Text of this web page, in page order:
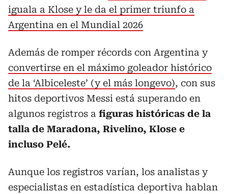
iguala a Klose y le da el primer triunfo a
Argentina en el Mundial 2026
Además de romper récords con Argentina y
convertirse en el máximo goleador histórico
de la ‘Albiceleste’ (y el más longevo), con sus
hitos deportivos Messi está superando en
algunos registros a figuras históricas de la
talla de Maradona, Rivelino, Klose e
incluso Pelé.
Aunque los registros varían, los analistas y
especialistas en estadística deportiva hablan